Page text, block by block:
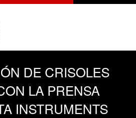
DE CRISOLES
LA PRENSA
INSTRUMENTS